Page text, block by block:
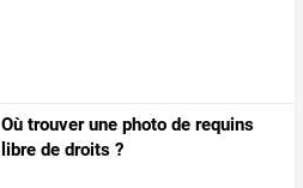
Où trouver une photo de requins
libre de droits ?